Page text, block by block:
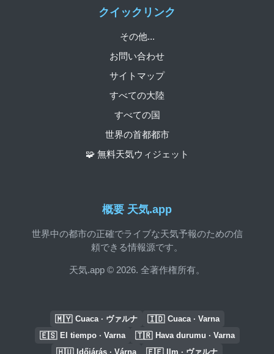
概要 天気.app
世界中の都市の正確でライブな天気予報のための信
頼できる情報源です。
天気.app © 2026. 全著作権所有。
クイックリンク
その他...
お問い合わせ
サイトマップ
すべての大陸
すべての国
世界の首都都市
🧩 無料天気ウィジェット
🇲🇾 Cuaca · ヴァルナ 🇮🇩 Cuaca · Varna
🇪🇸 El tiempo · Varna 🇹🇷 Hava durumu · Varna
🇭🇺 Időjárás · Várna 🇪🇪 Ilm · ヴァルナ